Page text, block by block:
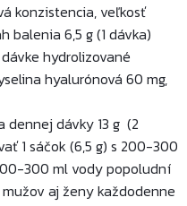
konzistencia, veľkosť
balenia 6,5 g (1 dávka)
hydrolizované
hyalurónová 60 mg,
dennej dávky 13 g (2
1 sáčok (6,5 g) s 200-300
300 ml vody popoludní
aj ženy každodenne